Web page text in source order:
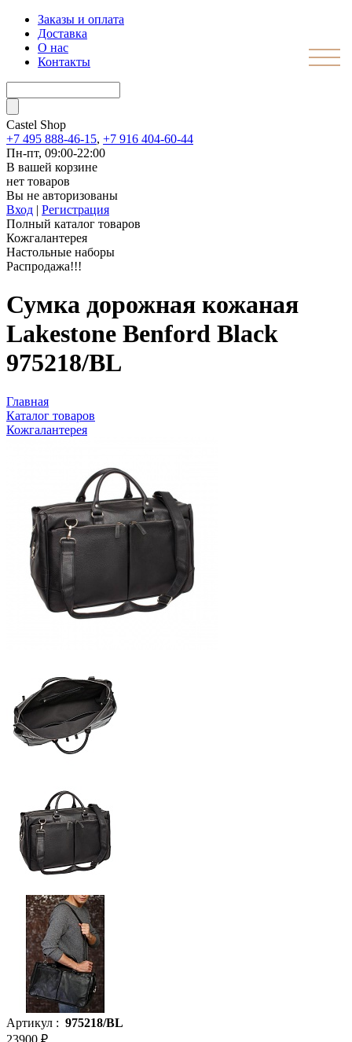
Заказы и оплата
Доставка
О нас
Контакты
Castel Shop
+7 495 888-46-15, +7 916 404-60-44
Пн-пт, 09:00-22:00
В вашей корзине
нет товаров
Вы не авторизованы
Вход | Регистрация
Полный каталог товаров
Кожгалантерея
Настольные наборы
Распродажа!!!
Сумка дорожная кожаная
Lakestone Benford Black
975218/BL
Главная
Каталог товаров
Кожгалантерея
Артикул : 975218/BL
23900 ₽